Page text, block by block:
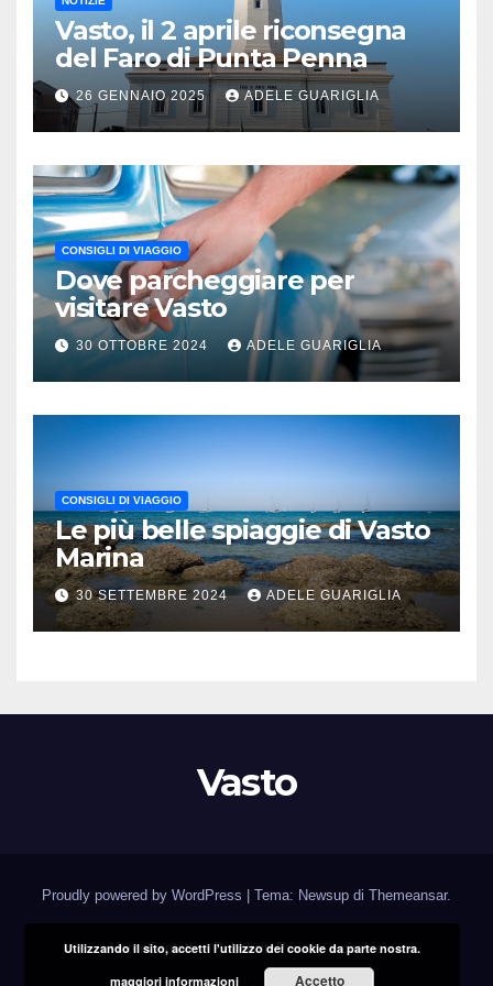
Vasto, il 2 aprile riconsegna
del Faro di Punta Penna
26 GENNAIO 2025 ADELE GUARIGLIA
CONSIGLI DI VIAGGIO
Dove parcheggiare per
visitare Vasto
30 OTTOBRE 2024 ADELE GUARIGLIA
CONSIGLI DI VIAGGIO
Le più belle spiaggie di Vasto
Marina
30 SETTEMBRE 2024 ADELE GUARIGLIA
Vasto
Proudly powered by WordPress Tema: Newsup di Themeansar.
HomeContatti e PubblicitàPrivacy e cookie
Utilizzando il sito, accetti l'utilizzo dei cookie da parte nostra.
maggiori informazioni
Accetto